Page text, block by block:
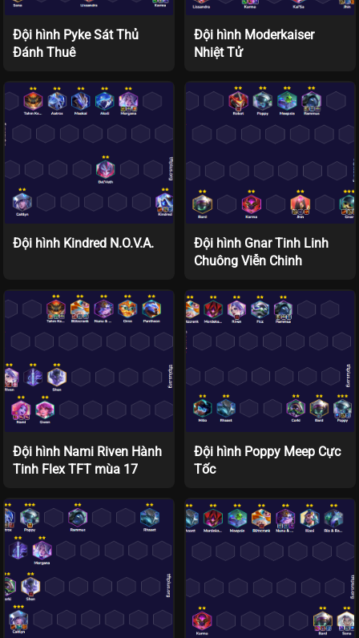
Đội hình Pyke Sát Thủ
Đánh Thuê
Đội hình Moderkaiser
Nhiệt Tử
Đội hình Kindred N.O.V.A.
Đội hình Gnar Tinh Linh
Chuông Viễn Chinh
Đội hình Nami Riven Hành
Tinh Flex TFT mùa 17
Đội hình Poppy Meep Cực
Tốc